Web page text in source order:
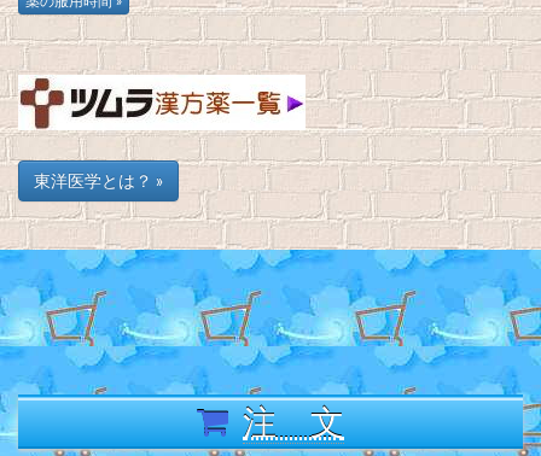
東洋医学とは？ »
注 文